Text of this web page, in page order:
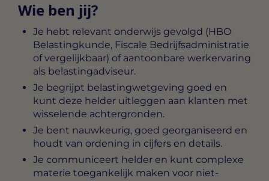
Wie ben jij?
Je hebt relevant onderwijs gevolgd (HBO
Belastingkunde, Fiscale Bedrijfsadministratie
of vergelijkbaar) of aantoonbare werkervaring
als belastingadviseur.
Je begrijpt belastingwetgeving goed en
kunt deze helder uitleggen aan klanten met
wisselende achtergronden.
Je bent nauwkeurig, goed georganiseerd en
houdt van ordening in cijfers en details.
Je communiceert helder en kunt complexe
materie toegankelijk maken voor niet-